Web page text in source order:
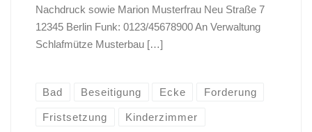
Nachdruck sowie Marion Musterfrau Neu Straße 7
12345 Berlin Funk: 0123/45678900 An Verwaltung
Schlafmütze Musterbau […]
Bad Beseitigung Ecke Forderung
Fristsetzung Kinderzimmer